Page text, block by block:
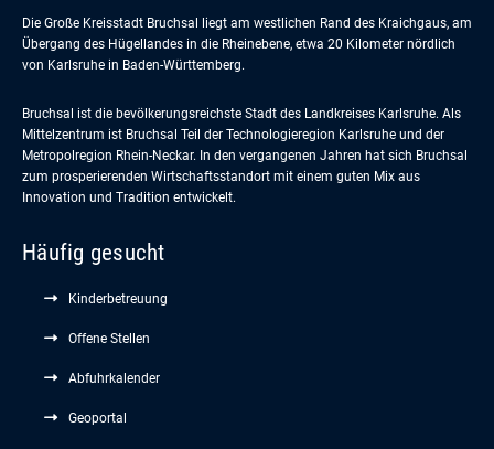
Die Große Kreisstadt Bruchsal liegt am westlichen Rand des Kraichgaus, am
Übergang des Hügellandes in die Rheinebene, etwa 20 Kilometer nördlich
von Karlsruhe in Baden-Württemberg.
Bruchsal ist die bevölkerungsreichste Stadt des Landkreises Karlsruhe. Als
Mittelzentrum ist Bruchsal Teil der Technologieregion Karlsruhe und der
Metropolregion Rhein-Neckar. In den vergangenen Jahren hat sich Bruchsal
zum prosperierenden Wirtschaftsstandort mit einem guten Mix aus
Innovation und Tradition entwickelt.
Häufig gesucht
Kinderbetreuung
Offene Stellen
Abfuhrkalender
Geoportal